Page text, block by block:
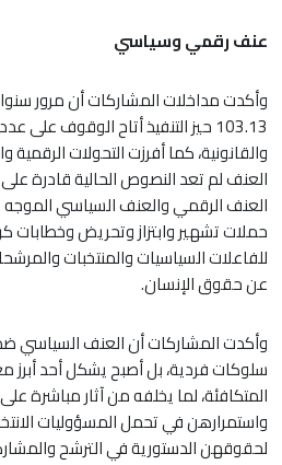
عنف رقمي وسياسي
وأكدت مداخلات المشاركات أن مرور
103.13 حيز التنفيذ أتاح الوقوف
والقانونية، كما أفرزت التحولات
العنف لم تعد النصوص الحالية قادرة
العنف الرقمي والعنف السياسي
حملات تشهير وابتزاز وتحريض
للفاعلات السياسيات والمنتخبات
عن حقوق الإنسان.
وأكدت المشاركات أن العنف السياسي
سلوكات فردية، بل أصبح يشكل أحد أبرز
المتكافئة، لما يخلفه من آثار مباشرة
واستمرارهن في تحمل المسؤوليات
لحقوقهن الدستورية في الترشح